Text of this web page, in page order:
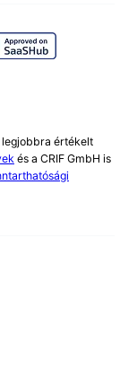
legjobbra értékelt
és a CRIF GmbH is